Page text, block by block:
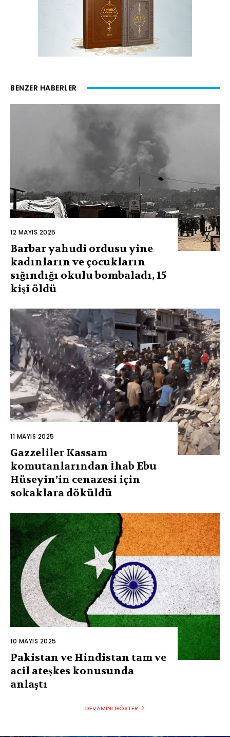
BENZER HABERLER
12 MAYIS 2025
Barbar yahudi ordusu yine
kadınların ve çocukların
sığındığı okulu bombaladı, 15
kişi öldü
11 MAYIS 2025
Gazzeliler Kassam
komutanlarından İhab Ebu
Hüseyin’in cenazesi için
sokaklara döküldü
10 MAYIS 2025
Pakistan ve Hindistan tam ve
acil ateşkes konusunda
anlaştı
DEVAMINI GÖSTER